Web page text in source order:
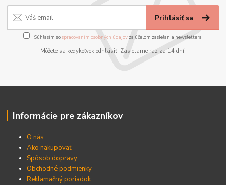
Prihlásiť sa
Súhlasím sospracovaním osobných údajov za účelom zasielania newslettera.
Môžete sa kedykoľvek odhlásiť. Zasielame raz za 14 dní.
Informácie pre zákazníkov
O nás
Ako nakupovať
Spôsob dopravy
Obchodné podmienky
Reklamačný poriadok